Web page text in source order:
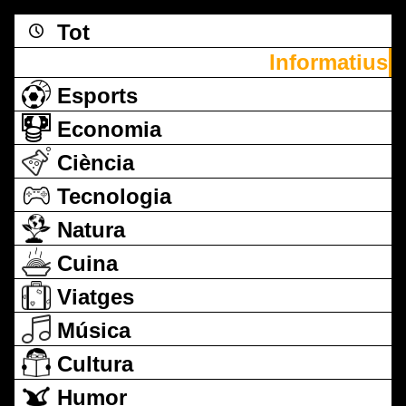
Tot
Informatius
Esports
Economia
Ciència
Tecnologia
Natura
Cuina
Viatges
Música
Cultura
Humor